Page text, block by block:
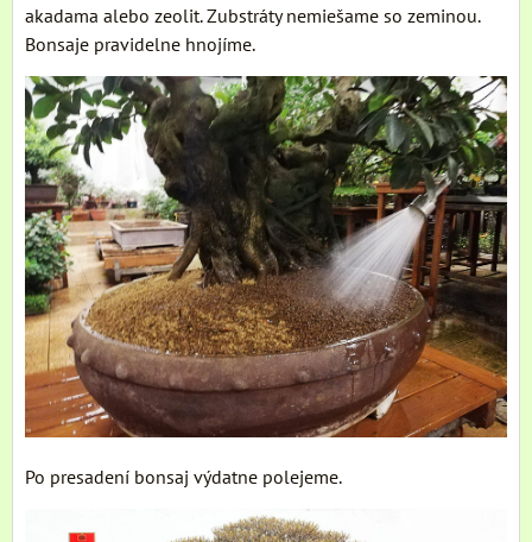
akadama alebo zeolit. Zubstráty nemiešame so zeminou.
Bonsaje pravidelne hnojíme.
Po presadení bonsaj výdatne polejeme.